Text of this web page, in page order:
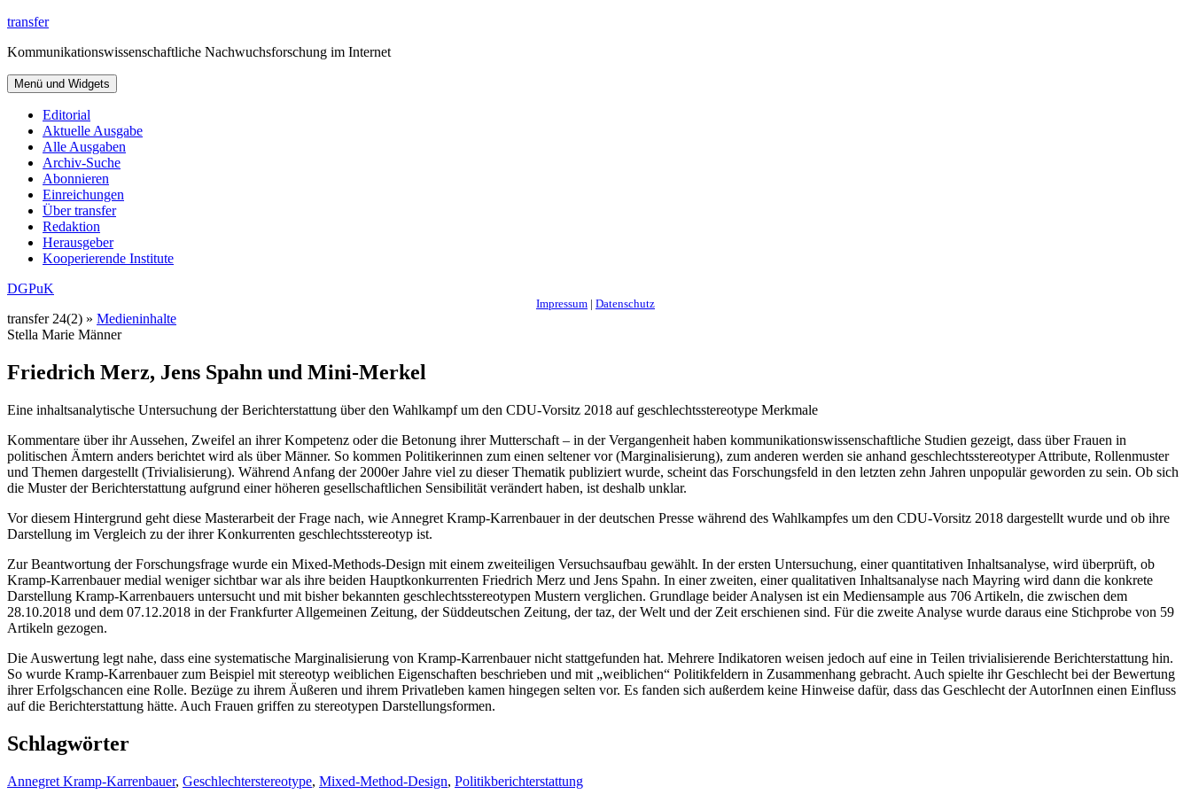
Zum
springen
transfer
Kommunikationswissenschaftliche Nachwuchsforschung im Internet
Menü und Widgets
Editorial
Aktuelle Ausgabe
Alle Ausgaben
Archiv-Suche
Abonnieren
Einreichungen
Über transfer
Redaktion
Herausgeber
Kooperierende Institute
DGPuK
Impressum | Datenschutz
transfer 24(2) » Medieninhalte
Stella Marie Männer
Friedrich Merz, Jens Spahn und Mini-Merkel
Eine inhaltsanalytische Untersuchung der Berichterstattung über den Wahlkampf um den CDU-Vorsitz 2018 auf geschlechtsstereotype Merkmale
Kommentare über ihr Aussehen, Zweifel an ihrer Kompetenz oder die Betonung ihrer Mutterschaft – in der Vergangenheit haben kommunikationswissenschaftliche Studien gezeigt, dass über Frauen in
politischen Ämtern anders berichtet wird als über Männer. So kommen Politikerinnen zum einen seltener vor (Marginalisierung), zum anderen werden sie anhand geschlechtsstereotyper Attribute, Rollenmuster
und Themen dargestellt (Trivialisierung). Während Anfang der 2000er Jahre viel zu dieser Thematik publiziert wurde, scheint das Forschungsfeld in den letzten zehn Jahren unpopulär geworden zu sein. Ob sich
die Muster der Berichterstattung aufgrund einer höheren gesellschaftlichen Sensibilität verändert haben, ist deshalb unklar.
Vor diesem Hintergrund geht diese Masterarbeit der Frage nach, wie Annegret Kramp-Karrenbauer in der deutschen Presse während des Wahlkampfes um den CDU-Vorsitz 2018 dargestellt wurde und ob ihre
Darstellung im Vergleich zu der ihrer Konkurrenten geschlechtsstereotyp ist.
Zur Beantwortung der Forschungsfrage wurde ein Mixed-Methods-Design mit einem zweiteiligen Versuchsaufbau gewählt. In der ersten Untersuchung, einer quantitativen Inhaltsanalyse, wird überprüft, ob
Kramp-Karrenbauer medial weniger sichtbar war als ihre beiden Hauptkonkurrenten Friedrich Merz und Jens Spahn. In einer zweiten, einer qualitativen Inhaltsanalyse nach Mayring wird dann die konkrete
Darstellung Kramp-Karrenbauers untersucht und mit bisher bekannten geschlechtsstereotypen Mustern verglichen. Grundlage beider Analysen ist ein Mediensample aus 706 Artikeln, die zwischen dem
28.10.2018 und dem 07.12.2018 in der Frankfurter Allgemeinen Zeitung, der Süddeutschen Zeitung, der taz, der Welt und der Zeit erschienen sind. Für die zweite Analyse wurde daraus eine Stichprobe von 59
Artikeln gezogen.
Die Auswertung legt nahe, dass eine systematische Marginalisierung von Kramp-Karrenbauer nicht stattgefunden hat. Mehrere Indikatoren weisen jedoch auf eine in Teilen trivialisierende Berichterstattung hin.
So wurde Kramp-Karrenbauer zum Beispiel mit stereotyp weiblichen Eigenschaften beschrieben und mit „weiblichen“ Politikfeldern in Zusammenhang gebracht. Auch spielte ihr Geschlecht bei der Bewertung
ihrer Erfolgschancen eine Rolle. Bezüge zu ihrem Äußeren und ihrem Privatleben kamen hingegen selten vor. Es fanden sich außerdem keine Hinweise dafür, dass das Geschlecht der AutorInnen einen Einfluss
auf die Berichterstattung hätte. Auch Frauen griffen zu stereotypen Darstellungsformen.
Schlagwörter
Annegret Kramp-Karrenbauer, Geschlechterstereotype, Mixed-Method-Design, Politikberichterstattung